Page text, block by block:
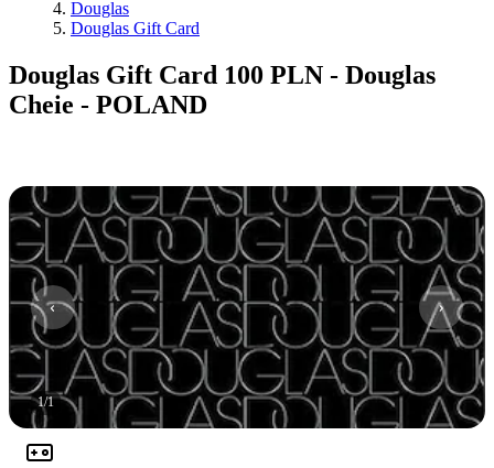
Douglas
Douglas Gift Card
Douglas Gift Card 100 PLN - Douglas
Cheie - POLAND
1/1